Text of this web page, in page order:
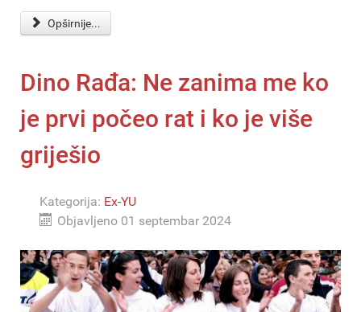
Opširnije...
Dino Rađa: Ne zanima me ko
je prvi počeo rat i ko je više
griješio
Kategorija: Ex-YU
Objavljeno 01 septembar 2024